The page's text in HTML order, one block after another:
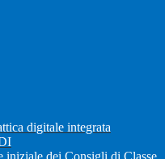
digitale integrata